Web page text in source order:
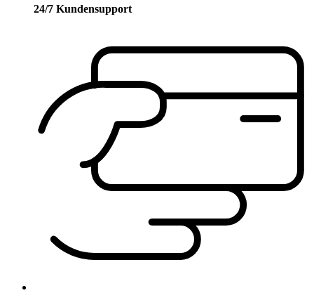
24/7 Kundensupport